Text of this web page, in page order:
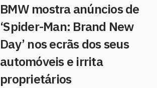
BMW mostra anúncios de
‘Spider-Man: Brand New
Day’ nos ecrãs dos seus
automóveis e irrita
proprietários